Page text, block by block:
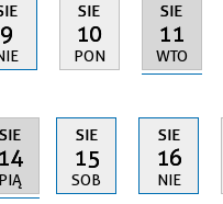
9
SIE
10
PON
SIE
11
WTO
SIE
14
PIĄ
SIE
15
SOB
SIE
16
NIE